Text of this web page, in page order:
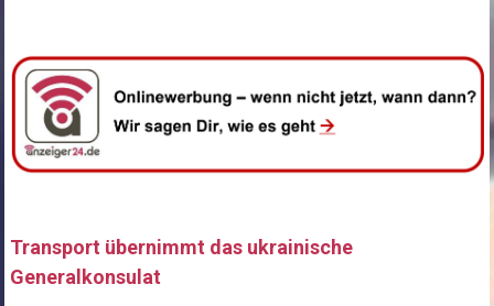
Transport übernimmt das ukrainische
Generalkonsulat